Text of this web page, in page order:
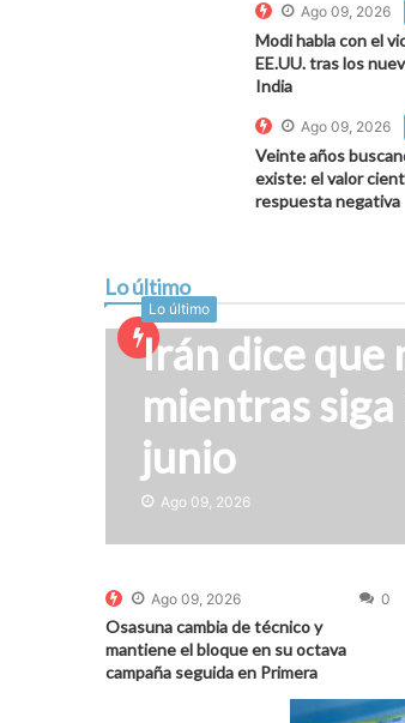
Ago 09, 2026
Modi habla con el
EE.UU. tras los
India
Ago 09, 2026
Veinte años
existe: el valor
respuesta negativa
Lo último
Lo último
Irán dice que
mientras
junio
Ago 09, 2026
Ago 09, 2026 0
Osasuna cambia de técnico y
mantiene el bloque en su octava
campaña seguida en Primera